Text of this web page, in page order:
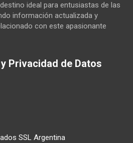
ideal para entusiastas de las
información actualizada y
con este apasionante
Privacidad de Datos
SSL Argentina